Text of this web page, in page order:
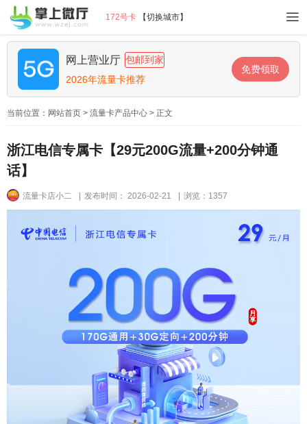
172号卡 【切换城市】
网上营业厅 包邮到家
2026年流量卡推荐
免费领取
当前位置： 网站首页 > 流量卡产品中心 > 正文
浙江电信专属卡【29元200G流量+200分钟通
话】
流量卡店小二 发布时间： 2026-02-21 浏览：1357